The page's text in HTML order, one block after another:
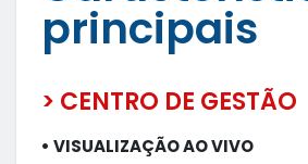
principais
> CENTRO DE GESTÃO
• VISUALIZAÇÃO AO VIVO